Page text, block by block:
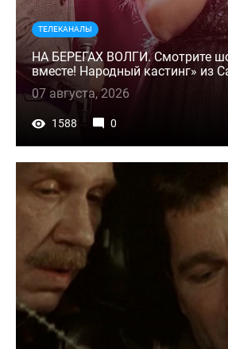
ТЕЛЕКАНАЛЫ
НА БЕРЕГАХ ВОЛГИ. Смотрите
вместе! Народный кастинг» из
07 августа, 2026
1588 0